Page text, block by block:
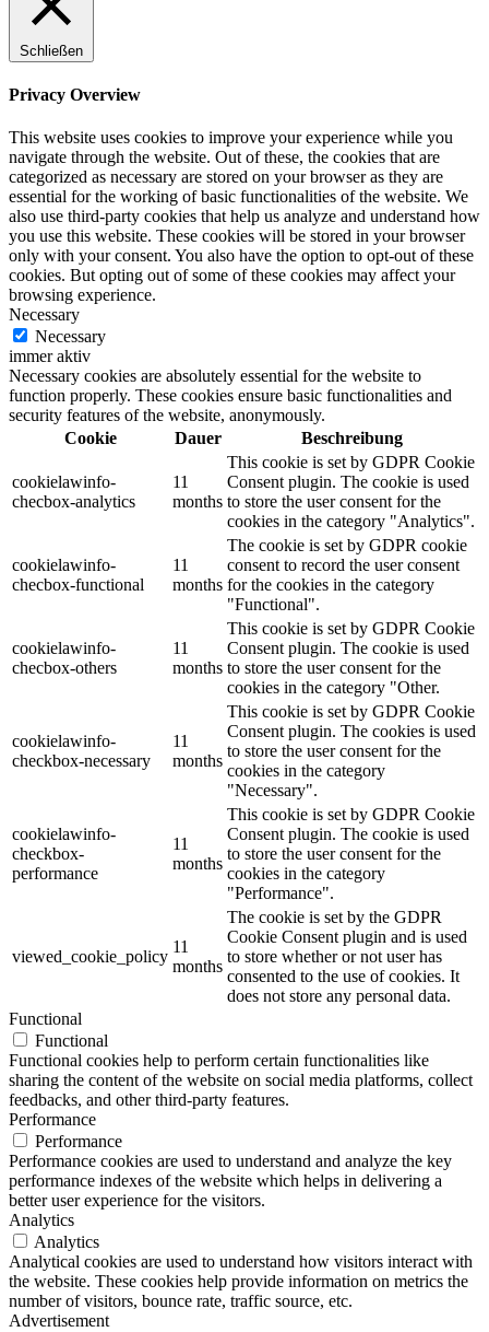
Schließen
Privacy Overview
This website uses cookies to improve your experience while you
navigate through the website. Out of these, the cookies that are
categorized as necessary are stored on your browser as they are
essential for the working of basic functionalities of the website. We
also use third-party cookies that help us analyze and understand how
you use this website. These cookies will be stored in your browser
only with your consent. You also have the option to opt-out of these
cookies. But opting out of some of these cookies may affect your
browsing experience.
Necessary
Necessary
immer aktiv
Necessary cookies are absolutely essential for the website to
function properly. These cookies ensure basic functionalities and
security features of the website, anonymously.
Cookie
Dauer Beschreibung
cookielawinfo-
checbox-analytics
11
months
This cookie is set by GDPR Cookie
Consent plugin. The cookie is used
to store the user consent for the
cookies in the category "Analytics".
cookielawinfo-
checbox-functional
11
months
The cookie is set by GDPR cookie
consent to record the user consent
for the cookies in the category
"Functional".
cookielawinfo-
checbox-others
11
months
This cookie is set by GDPR Cookie
Consent plugin. The cookie is used
to store the user consent for the
cookies in the category "Other.
cookielawinfo-
checkbox-necessary
11
months
This cookie is set by GDPR Cookie
Consent plugin. The cookies is used
to store the user consent for the
cookies in the category
"Necessary".
cookielawinfo-
checkbox-
performance
11
months
This cookie is set by GDPR Cookie
Consent plugin. The cookie is used
to store the user consent for the
cookies in the category
"Performance".
viewed_cookie_policy
11
months
The cookie is set by the GDPR
Cookie Consent plugin and is used
to store whether or not user has
consented to the use of cookies. It
does not store any personal data.
Functional
Functional
Functional cookies help to perform certain functionalities like
sharing the content of the website on social media platforms, collect
feedbacks, and other third-party features.
Performance
Performance
Performance cookies are used to understand and analyze the key
performance indexes of the website which helps in delivering a
better user experience for the visitors.
Analytics
Analytics
Analytical cookies are used to understand how visitors interact with
the website. These cookies help provide information on metrics the
number of visitors, bounce rate, traffic source, etc.
Advertisement